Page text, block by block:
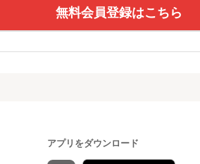
無料会員登録はこちら
アプリをダウンロード